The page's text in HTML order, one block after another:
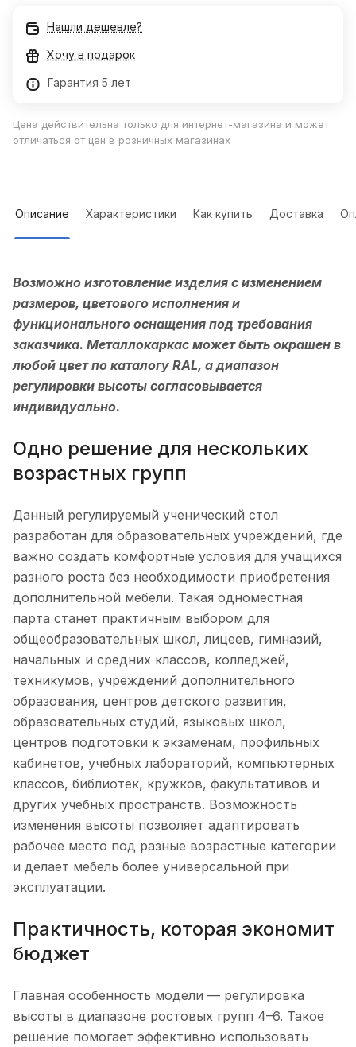
Нашли дешевле?
Хочу в подарок
Гарантия 5 лет
Цена действительна только для интернет-магазина и может
отличаться от цен в розничных магазинах
Описание Характеристики Как купить Доставка
Возможно изготовление изделия с изменением
размеров, цветового исполнения и
функционального оснащения под требования
заказчика. Металлокаркас может быть окрашен в
любой цвет по каталогу RAL, а диапазон
регулировки высоты согласовывается
индивидуально.
Одно решение для нескольких
возрастных групп
Данный регулируемый ученический стол
разработан для образовательных учреждений, где
важно создать комфортные условия для учащихся
разного роста без необходимости приобретения
дополнительной мебели. Такая одноместная
парта станет практичным выбором для
общеобразовательных школ, лицеев, гимназий,
начальных и средних классов, колледжей,
техникумов, учреждений дополнительного
образования, центров детского развития,
образовательных студий, языковых школ,
центров подготовки к экзаменам, профильных
кабинетов, учебных лабораторий, компьютерных
классов, библиотек, кружков, факультативов и
других учебных пространств. Возможность
изменения высоты позволяет адаптировать
рабочее место под разные возрастные категории
и делает мебель более универсальной при
эксплуатации.
Практичность, которая экономит
бюджет
Главная особенность модели — регулировка
высоты в диапазоне ростовых групп 4–6. Такое
решение помогает эффективно использовать